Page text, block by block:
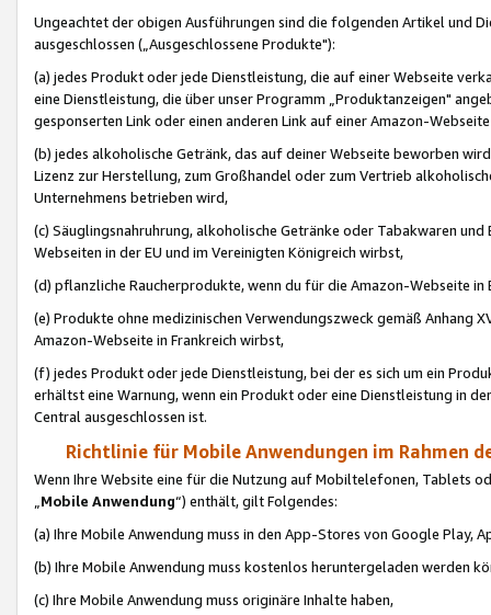
Ungeachtet der obigen Ausführungen sind die folgenden Artikel und
ausgeschlossen („Ausgeschlossene Produkte"):
(a) jedes Produkt oder jede Dienstleistung, die auf einer Webseite
eine Dienstleistung, die über unser Programm „Produktanzeigen"
gesponserten Link oder einen anderen Link auf einer Amazon-
(b) jedes alkoholische Getränk, das auf deiner Webseite beworben
Lizenz zur Herstellung, zum Großhandel oder zum Vertrieb
Unternehmens betrieben wird,
(c) Säuglingsnahruhrung, alkoholische Getränke oder Tabakwaren
Webseiten in der EU und im Vereinigten Königreich wirbst,
(d) pflanzliche Raucherprodukte, wenn du für die Amazon-Webseite in
(e) Produkte ohne medizinischen Verwendungszweck gemäß Anhang
Amazon-Webseite in Frankreich wirbst,
(f) jedes Produkt oder jede Dienstleistung, bei der es sich um ein
erhältst eine Warnung, wenn ein Produkt oder eine Dienstleistung in
Central ausgeschlossen ist.
Richtlinie für Mobile Anwendungen im Rahmen
Wenn Ihre Website eine für die Nutzung auf Mobiltelefonen, Tablets
„Mobile Anwendung“) enthält, gilt Folgendes:
(a) Ihre Mobile Anwendung muss in den App-Stores von Google Play,
(b) Ihre Mobile Anwendung muss kostenlos heruntergeladen werden
(c) Ihre Mobile Anwendung muss originäre Inhalte haben,